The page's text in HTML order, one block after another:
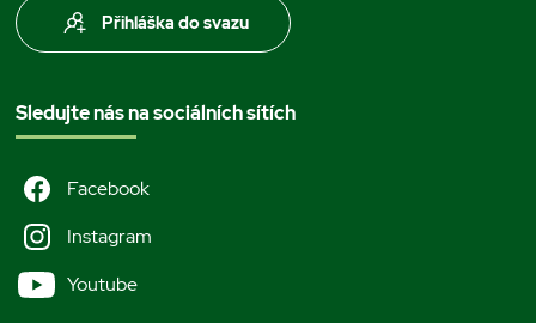
Přihláška do svazu
Sledujte nás na sociálních sítích
Facebook
Instagram
Youtube